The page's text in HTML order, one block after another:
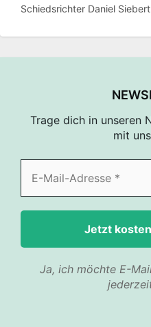
Schiedsrichter Daniel
Trage dich in unseren
mit
Ja, ich möchte E-